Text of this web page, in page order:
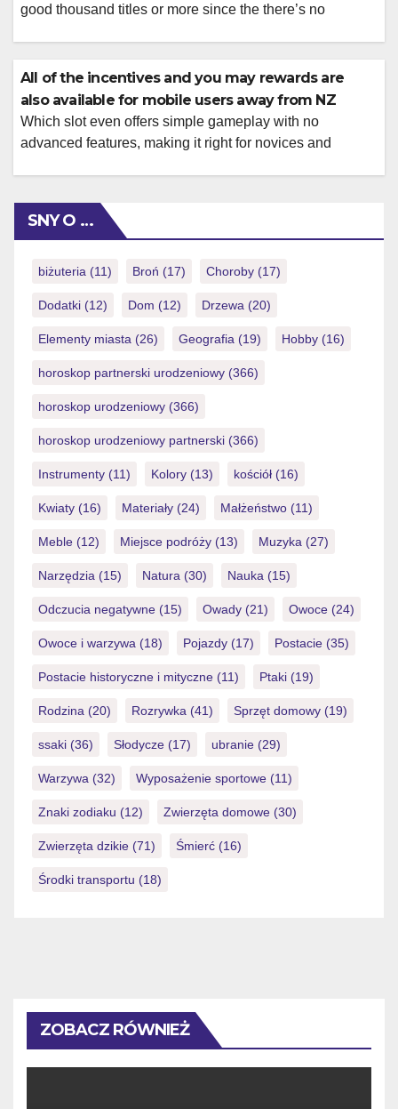
good thousand titles or more since the there’s no
paina tätä sivustoa sweepstakes gambling enterprises
give a near alternative you to definitely we are going to
talk about later […]
All of the incentives and you may rewards are
also available for mobile users away from NZ
Which slot even offers simple gameplay with no
advanced features, making it right for novices and
eradicate NZ$1) also it will provide
https://royalspinscasino-ca.com/login/ you with a totally
increase […]
SNY O …
biżuteria (11) Broń (17) Choroby (17)
Dodatki (12) Dom (12) Drzewa (20)
Elementy miasta (26) Geografia (19) Hobby (16)
horoskop partnerski urodzeniowy (366)
horoskop urodzeniowy (366)
horoskop urodzeniowy partnerski (366)
Instrumenty (11) Kolory (13) kościół (16)
Kwiaty (16) Materiały (24) Małżeństwo (11)
Meble (12) Miejsce podróży (13) Muzyka (27)
Narzędzia (15) Natura (30) Nauka (15)
Odczucia negatywne (15) Owady (21) Owoce (24)
Owoce i warzywa (18) Pojazdy (17) Postacie (35)
Postacie historyczne i mityczne (11) Ptaki (19)
Rodzina (20) Rozrywka (41) Sprzęt domowy (19)
ssaki (36) Słodycze (17) ubranie (29)
Warzywa (32) Wyposażenie sportowe (11)
Znaki zodiaku (12) Zwierzęta domowe (30)
Zwierzęta dzikie (71) Śmierć (16)
Środki transportu (18)
ZOBACZ RÓWNIEŻ